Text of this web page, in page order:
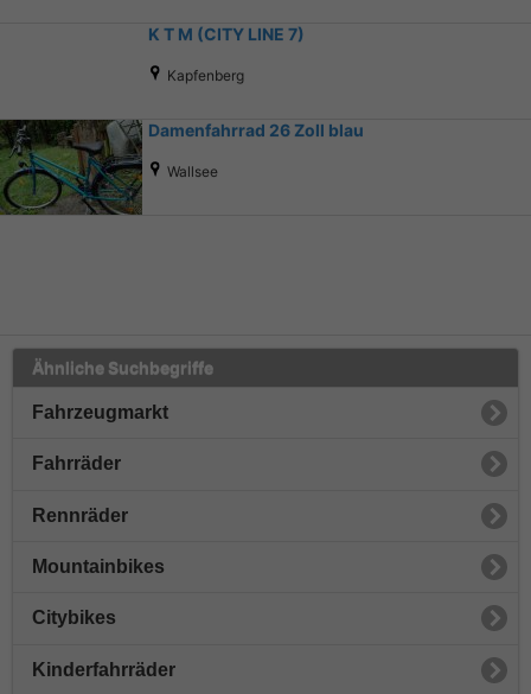
K T M (CITY LINE 7)
Kapfenberg
Damenfahrrad 26 Zoll blau
Wallsee
Ähnliche Suchbegriffe
Fahrzeugmarkt
Fahrräder
Rennräder
Mountainbikes
Citybikes
Kinderfahrräder